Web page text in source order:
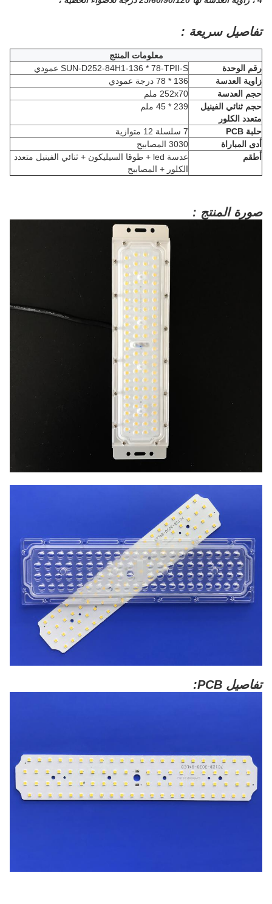
تفاصيل سريعة :
معلومات المنتج
رقم الوحدة
SUN-D252-84H1-136 * 78-TPII-S عمودي
زاوية العدسة
136 * 78 درجة عمودي
حجم العدسة
252x70 ملم
حجم ثنائي الفينيل
متعدد الكلور
239 * 45 ملم
حلبة PCB
7 سلسلة 12 متوازية
أدى المباراة
3030 المصابيح
أطقم
عدسة led + طوقا السيليكون + ثنائي الفينيل متعدد
الكلور + المصابيح
صورة المنتج :
تفاصيل PCB: